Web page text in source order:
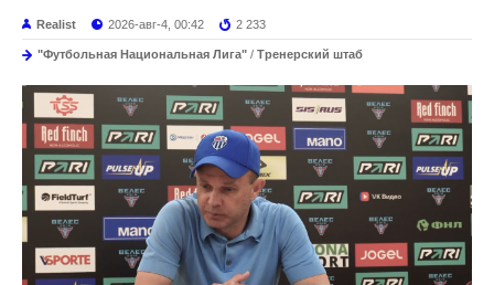
Realist 2026-авг-4, 00:42 2 233
"Футбольная Национальная Лига" / Тренерский штаб